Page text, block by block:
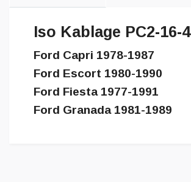
Iso Kablage PC2-16-4
Ford Capri 1978-1987
Ford Escort 1980-1990
Ford Fiesta 1977-1991
Ford Granada 1981-1989